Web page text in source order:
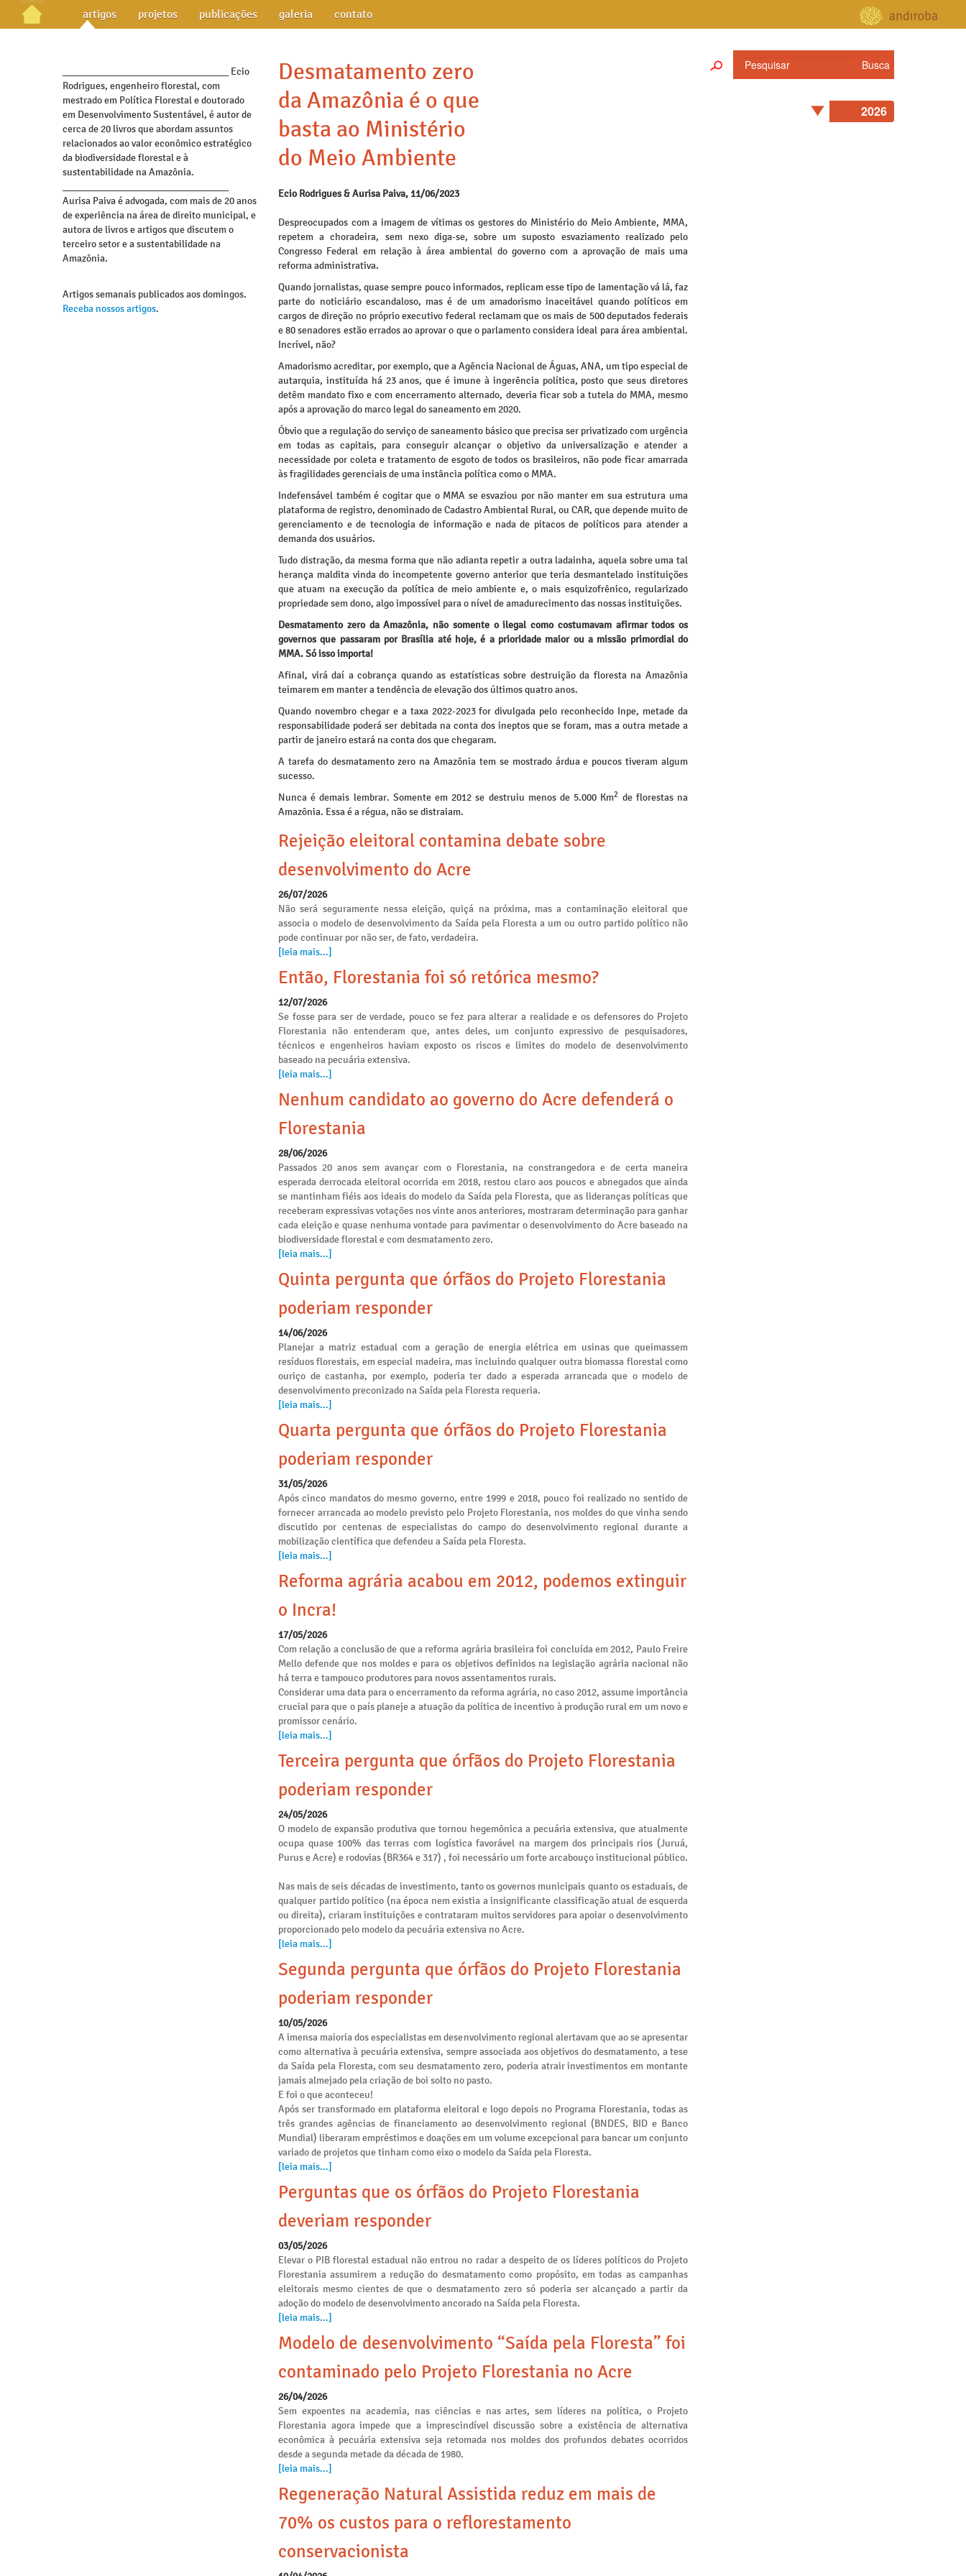
artigos projetos publicações galeria contato
_________________________________ Ecio
Rodrigues, engenheiro florestal, com
mestrado em Política Florestal e doutorado
em Desenvolvimento Sustentável, é autor de
cerca de 20 livros que abordam assuntos
relacionados ao valor econômico estratégico
da biodiversidade florestal e à
sustentabilidade na Amazônia.
Aurisa Paiva é advogada, com mais de 20 anos
de experiência na área de direito municipal, e
autora de livros e artigos que discutem o
terceiro setor e a sustentabilidade na
Amazônia.
Artigos semanais publicados aos domingos.
Receba nossos artigos.
Desmatamento zero
da Amazônia é o que
basta ao Ministério
do Meio Ambiente
Ecio Rodrigues & Aurisa Paiva, 11/06/2023
Despreocupados com a imagem de vítimas os gestores do Ministério do Meio Ambiente, MMA,
repetem a choradeira, sem nexo diga-se, sobre um suposto esvaziamento realizado pelo
Congresso Federal em relação à área ambiental do governo com a aprovação de mais uma
reforma administrativa.
Quando jornalistas, quase sempre pouco informados, replicam esse tipo de lamentação vá lá, faz
parte do noticiário escandaloso, mas é de um amadorismo inaceitável quando políticos em
cargos de direção no próprio executivo federal reclamam que os mais de 500 deputados federais
e 80 senadores estão errados ao aprovar o que o parlamento considera ideal para área ambiental.
Incrível, não?
Amadorismo acreditar, por exemplo, que a Agência Nacional de Águas, ANA, um tipo especial de
autarquia, instituída há 23 anos, que é imune à ingerência política, posto que seus diretores
detêm mandato fixo e com encerramento alternado, deveria ficar sob a tutela do MMA, mesmo
após a aprovação do marco legal do saneamento em 2020.
Óbvio que a regulação do serviço de saneamento básico que precisa ser privatizado com urgência
em todas as capitais, para conseguir alcançar o objetivo da universalização e atender a
necessidade por coleta e tratamento de esgoto de todos os brasileiros, não pode ficar amarrada
às fragilidades gerenciais de uma instância política como o MMA.
Indefensável também é cogitar que o MMA se esvaziou por não manter em sua estrutura uma
plataforma de registro, denominado de Cadastro Ambiental Rural, ou CAR, que depende muito de
gerenciamento e de tecnologia de informação e nada de pitacos de políticos para atender a
demanda dos usuários.
Tudo distração, da mesma forma que não adianta repetir a outra ladainha, aquela sobre uma tal
herança maldita vinda do incompetente governo anterior que teria desmantelado instituições
que atuam na execução da política de meio ambiente e, o mais esquizofrênico, regularizado
propriedade sem dono, algo impossível para o nível de amadurecimento das nossas instituições.
Desmatamento zero da Amazônia, não somente o ilegal como costumavam afirmar todos os
governos que passaram por Brasília até hoje, é a prioridade maior ou a missão primordial do
MMA. Só isso importa!
Afinal, virá daí a cobrança quando as estatísticas sobre destruição da floresta na Amazônia
teimarem em manter a tendência de elevação dos últimos quatro anos.
Quando novembro chegar e a taxa 2022-2023 for divulgada pelo reconhecido Inpe, metade da
responsabilidade poderá ser debitada na conta dos ineptos que se foram, mas a outra metade a
partir de janeiro estará na conta dos que chegaram.
A tarefa do desmatamento zero na Amazônia tem se mostrado árdua e poucos tiveram algum
sucesso.
Nunca é demais lembrar. Somente em 2012 se destruiu menos de 5.000 Km2 de florestas na
Amazônia. Essa é a régua, não se distraiam.
Rejeição eleitoral contamina debate sobre
desenvolvimento do Acre
26/07/2026
Não será seguramente nessa eleição, quiçá na próxima, mas a contaminação eleitoral que
associa o modelo de desenvolvimento da Saída pela Floresta a um ou outro partido político não
pode continuar por não ser, de fato, verdadeira.
[leia mais...]
Então, Florestania foi só retórica mesmo?
12/07/2026
Se fosse para ser de verdade, pouco se fez para alterar a realidade e os defensores do Projeto
Florestania não entenderam que, antes deles, um conjunto expressivo de pesquisadores,
técnicos e engenheiros haviam exposto os riscos e limites do modelo de desenvolvimento
baseado na pecuária extensiva.
[leia mais...]
Nenhum candidato ao governo do Acre defenderá o
Florestania
28/06/2026
Passados 20 anos sem avançar com o Florestania, na constrangedora e de certa maneira
esperada derrocada eleitoral ocorrida em 2018, restou claro aos poucos e abnegados que ainda
se mantinham fiéis aos ideais do modelo da Saída pela Floresta, que as lideranças políticas que
receberam expressivas votações nos vinte anos anteriores, mostraram determinação para ganhar
cada eleição e quase nenhuma vontade para pavimentar o desenvolvimento do Acre baseado na
biodiversidade florestal e com desmatamento zero.
[leia mais...]
Quinta pergunta que órfãos do Projeto Florestania
poderiam responder
14/06/2026
Planejar a matriz estadual com a geração de energia elétrica em usinas que queimassem
resíduos florestais, em especial madeira, mas incluindo qualquer outra biomassa florestal como
ouriço de castanha, por exemplo, poderia ter dado a esperada arrancada que o modelo de
desenvolvimento preconizado na Saída pela Floresta requeria.
[leia mais...]
Quarta pergunta que órfãos do Projeto Florestania
poderiam responder
31/05/2026
Após cinco mandatos do mesmo governo, entre 1999 e 2018, pouco foi realizado no sentido de
fornecer arrancada ao modelo previsto pelo Projeto Florestania, nos moldes do que vinha sendo
discutido por centenas de especialistas do campo do desenvolvimento regional durante a
mobilização científica que defendeu a Saída pela Floresta.
[leia mais...]
Reforma agrária acabou em 2012, podemos extinguir
o Incra!
17/05/2026
Com relação a conclusão de que a reforma agrária brasileira foi concluída em 2012, Paulo Freire
Mello defende que nos moldes e para os objetivos definidos na legislação agrária nacional não
há terra e tampouco produtores para novos assentamentos rurais.
Considerar uma data para o encerramento da reforma agrária, no caso 2012, assume importância
crucial para que o país planeje a atuação da política de incentivo à produção rural em um novo e
promissor cenário.
[leia mais...]
Terceira pergunta que órfãos do Projeto Florestania
poderiam responder
24/05/2026
O modelo de expansão produtiva que tornou hegemônica a pecuária extensiva, que atualmente
ocupa quase 100% das terras com logística favorável na margem dos principais rios (Juruá,
Purus e Acre) e rodovias (BR364 e 317) , foi necessário um forte arcabouço institucional público.
Nas mais de seis décadas de investimento, tanto os governos municipais quanto os estaduais, de
qualquer partido político (na época nem existia a insignificante classificação atual de esquerda
ou direita), criaram instituições e contrataram muitos servidores para apoiar o desenvolvimento
proporcionado pelo modelo da pecuária extensiva no Acre.
[leia mais...]
Segunda pergunta que órfãos do Projeto Florestania
poderiam responder
10/05/2026
A imensa maioria dos especialistas em desenvolvimento regional alertavam que ao se apresentar
como alternativa à pecuária extensiva, sempre associada aos objetivos do desmatamento, a tese
da Saída pela Floresta, com seu desmatamento zero, poderia atrair investimentos em montante
jamais almejado pela criação de boi solto no pasto.
E foi o que aconteceu!
Após ser transformado em plataforma eleitoral e logo depois no Programa Florestania, todas as
três grandes agências de financiamento ao desenvolvimento regional (BNDES, BID e Banco
Mundial) liberaram empréstimos e doações em um volume excepcional para bancar um conjunto
variado de projetos que tinham como eixo o modelo da Saída pela Floresta.
[leia mais...]
Perguntas que os órfãos do Projeto Florestania
deveriam responder
03/05/2026
Elevar o PIB florestal estadual não entrou no radar a despeito de os líderes políticos do Projeto
Florestania assumirem a redução do desmatamento como propósito, em todas as campanhas
eleitorais mesmo cientes de que o desmatamento zero só poderia ser alcançado a partir da
adoção do modelo de desenvolvimento ancorado na Saída pela Floresta.
[leia mais...]
Modelo de desenvolvimento “Saída pela Floresta” foi
contaminado pelo Projeto Florestania no Acre
26/04/2026
Sem expoentes na academia, nas ciências e nas artes, sem líderes na política, o Projeto
Florestania agora impede que a imprescindível discussão sobre a existência de alternativa
econômica à pecuária extensiva seja retomada nos moldes dos profundos debates ocorridos
desde a segunda metade da década de 1980.
[leia mais...]
Regeneração Natural Assistida reduz em mais de
70% os custos para o reflorestamento
conservacionista